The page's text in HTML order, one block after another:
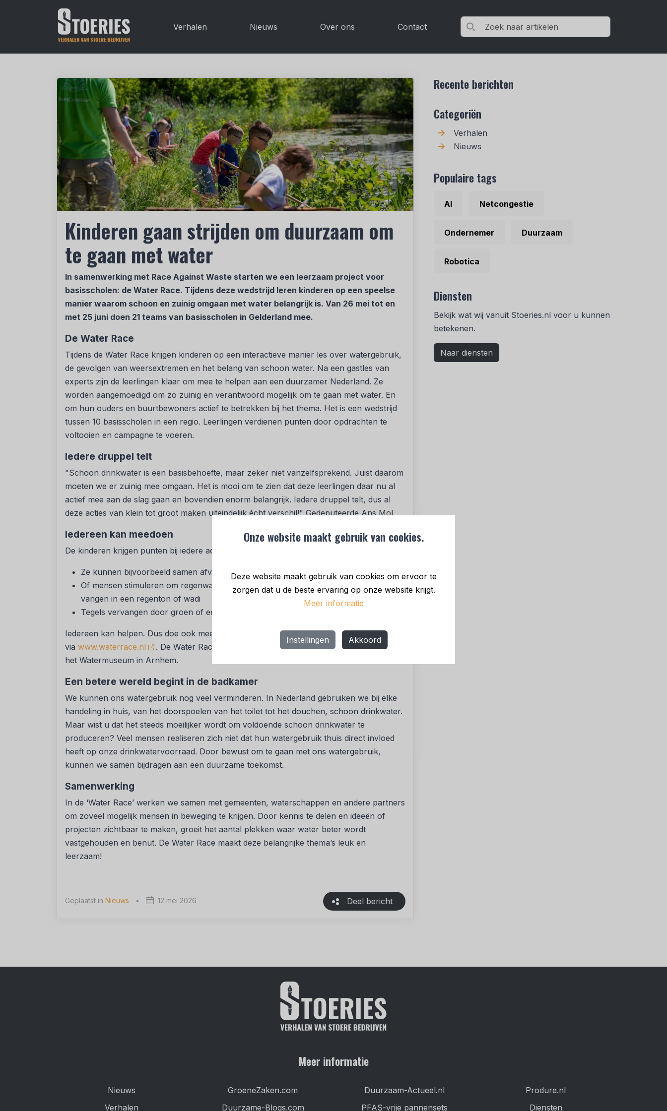
Onze website maakt gebruik van cookies.
Deze website maakt gebruik van cookies om ervoor te
zorgen dat u de beste ervaring op onze website krijgt.
Meer informatie
Instellingen Akkoord
Verhalen Nieuws Over ons Contact
Kinderen gaan strijden om duurzaam om
te gaan met water
In samenwerking met Race Against Waste starten we een leerzaam project voor
basisscholen: de Water Race. Tijdens deze wedstrijd leren kinderen op een speelse
manier waarom schoon en zuinig omgaan met water belangrijk is. Van 26 mei tot en
met 25 juni doen 21 teams van basisscholen in Gelderland mee.
De Water Race
Tijdens de Water Race krijgen kinderen op een interactieve manier les over watergebruik,
de gevolgen van weersextremen en het belang van schoon water. Na een gastles van
experts zijn de leerlingen klaar om mee te helpen aan een duurzamer Nederland. Ze
worden aangemoedigd om zo zuinig en verantwoord mogelijk om te gaan met water. En
om hun ouders en buurtbewoners actief te betrekken bij het thema. Het is een wedstrijd
tussen 10 basisscholen in een regio. Leerlingen verdienen punten door opdrachten te
voltooien en campagne te voeren.
Iedere druppel telt
"Schoon drinkwater is een basisbehoefte, maar zeker niet vanzelfsprekend. Juist daarom
moeten we er zuinig mee omgaan. Het is mooi om te zien dat deze leerlingen daar nu al
actief mee aan de slag gaan en bovendien enorm belangrijk. Iedere druppel telt, dus al
deze acties van klein tot groot maken uiteindelijk écht verschil!" Gedeputeerde Ans Mol
Iedereen kan meedoen
De kinderen krijgen punten bij iedere actie die ze doen in hun buurt.
Ze kunnen bijvoorbeeld samen afval opruimen bij een rivier of sloot.
Of mensen stimuleren om regenwater af te koppelen van de riolering en op te
vangen in een regenton of wadi
Tegels vervangen door groen of een groen dak aanleggen.
Iedereen kan helpen. Dus doe ook mee aan de Water Race en meld uw acties online aan
via www.waterrace.nl
. De Water Race heeft 2 winnaars, zij gaan op schoolreisje naar
het Watermuseum in Arnhem.
Een betere wereld begint in de badkamer
We kunnen ons watergebruik nog veel verminderen. In Nederland gebruiken we bij elke
handeling in huis, van het doorspoelen van het toilet tot het douchen, schoon drinkwater.
Maar wist u dat het steeds moeilijker wordt om voldoende schoon drinkwater te
produceren? Veel mensen realiseren zich niet dat hun watergebruik thuis direct invloed
heeft op onze drinkwatervoorraad. Door bewust om te gaan met ons watergebruik,
kunnen we samen bijdragen aan een duurzame toekomst.
Samenwerking
In de ‘Water Race’ werken we samen met gemeenten, waterschappen en andere partners
om zoveel mogelijk mensen in beweging te krijgen. Door kennis te delen en ideeën of
projecten zichtbaar te maken, groeit het aantal plekken waar water beter wordt
vastgehouden en benut. De Water Race maakt deze belangrijke thema’s leuk en
leerzaam!
Geplaatst in Nieuws • 12 mei 2026 Deel bericht
Recente berichten
Categoriën
Verhalen
Nieuws
Populaire tags
AI Netcongestie
Ondernemer Duurzaam
Robotica
Diensten
Bekijk wat wij vanuit Stoeries.nl voor u kunnen
betekenen.
Naar diensten
Meer informatie
Nieuws
Verhalen
GroeneZaken.com
Duurzame-Blogs.com
Duurzaam-Actueel.nl
PFAS-vrije pannensets
Produre.nl
Diensten